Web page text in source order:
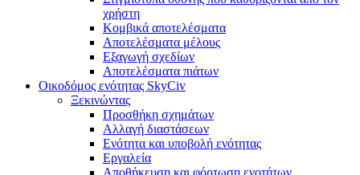
χρήστη
Κομβικά αποτελέσματα
Αποτελέσματα μέλους
Εξαγωγή σχεδίων
Αποτελέσματα πιάτων
Οικοδόμος ενότητας SkyCiv
Ξεκινώντας
Προσθήκη σχημάτων
Αλλαγή διαστάσεων
Ενότητα και υποβολή ενότητας
Εργαλεία